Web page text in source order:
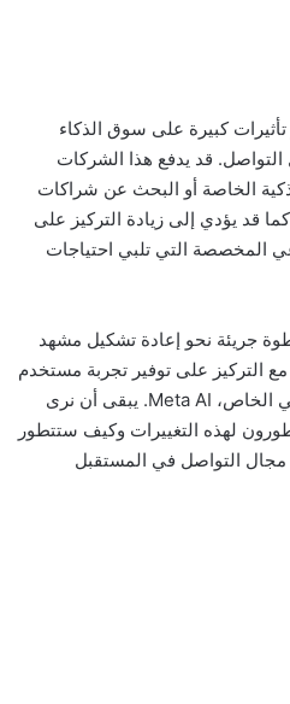
كبيرة على سوق الذكاء
قد يدفع هذا الشركات
الخاصة أو البحث عن شراكات
قد يؤدي إلى زيادة التركيز على
المخصصة التي تلبي احتياجات
جريئة نحو إعادة تشكيل مشهد
التركيز على توفير تجربة مستخدم
موحدة والترويج لمساعدها الذكي الخاص، Meta AI. يبقى أن نرى
لهذه التغييرات وكيف ستتطور
التواصل في المستقبل